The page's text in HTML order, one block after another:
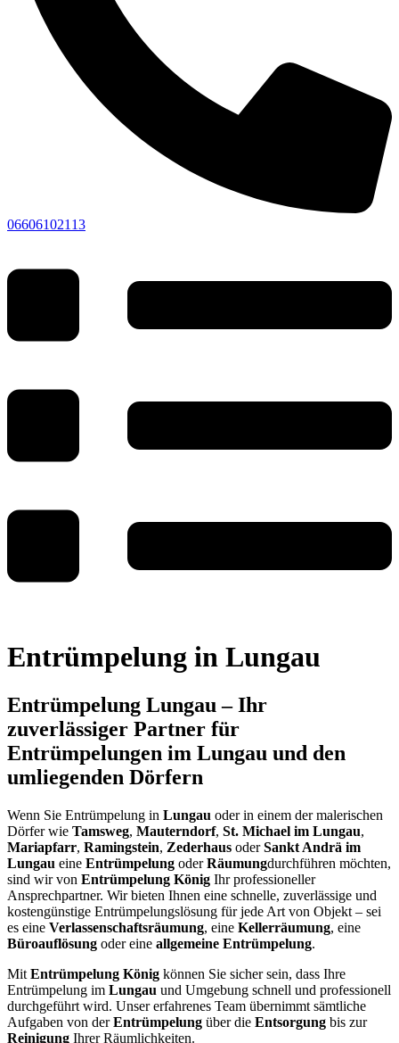
06606102113
Entrümpelung in Lungau
Entrümpelung Lungau – Ihr
zuverlässiger Partner für
Entrümpelungen im Lungau und den
umliegenden Dörfern
Wenn Sie Entrümpelung in Lungau oder in einem der malerischen
Dörfer wie Tamsweg, Mauterndorf, St. Michael im Lungau,
Mariapfarr, Ramingstein, Zederhaus oderSankt Andrä im
Lungau eine Entrümpelung oderRäumungdurchführen möchten,
sind wir von Entrümpelung König Ihr professioneller
Ansprechpartner. Wir bieten Ihnen eine schnelle, zuverlässige und
kostengünstige Entrümpelungslösung für jede Art von Objekt – sei
es eine Verlassenschaftsräumung, eine Kellerräumung, eine
Büroauflösung oder eine allgemeine Entrümpelung.
Mit Entrümpelung König können Sie sicher sein, dass Ihre
Entrümpelung im Lungau und Umgebung schnell und professionell
durchgeführt wird. Unser erfahrenes Team übernimmt sämtliche
Aufgaben von derEntrümpelung über die Entsorgung bis zur
Reinigung Ihrer Räumlichkeiten.